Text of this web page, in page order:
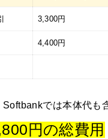
3,300円
4,400円
Softbankでは本体代も
円の総費用